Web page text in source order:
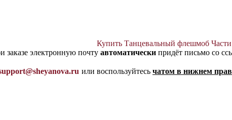
Купить Танцевальный флешмоб Части
электронную почту автоматически придёт письмо со
или воспользуйтесь чатом в нижнем